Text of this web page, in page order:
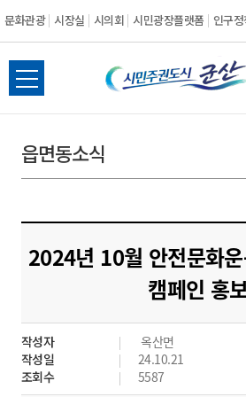
문화관광 시장실 시의회 시민광장플랫폼 인구
시
민
도
시
군
산
전
체
뉴
열
읍면동소식
2024년 10월 안전문화
캠페인 홍
작성자
옥산면
작성일
24.10.21
조회수
5587